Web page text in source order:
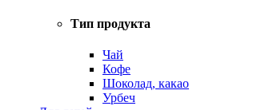
Тип продукта
Чай
Кофе
Шоколад, какао
Урбеч